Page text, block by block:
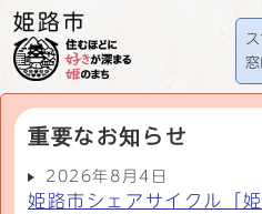
窓
重要なお知らせ
2026年8月4日
姫路市シェアサイクル「